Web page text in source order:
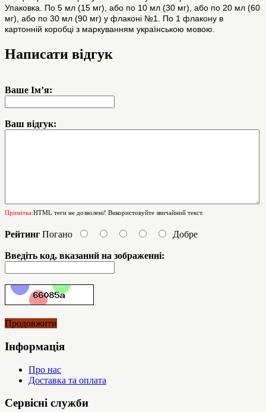
Упаковка. По 5 мл (15 мг), або по 10 мл (30 мг), або по 20 мл (60
мг), або по 30 мл (90 мг) у флаконі №1. По 1 флакону в
картонній коробці з маркуванням українською мовою.
Написати відгук
Ваше Ім’я:
Ваш відгук:
Примітка:HTML теги не дозволені! Використовуйте звичайний текст.
Рейтинг Погано Добре
Введіть код, вказаний на зображенні:
Продовжити
Інформація
Про нас
Доставка та оплата
Сервісні служби